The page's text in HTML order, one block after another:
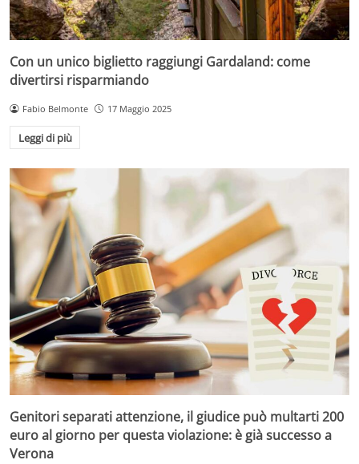
Con un unico biglietto raggiungi Gardaland: come
divertirsi risparmiando
Fabio Belmonte 17 Maggio 2025
Leggi di più
Genitori separati attenzione, il giudice può multarti 200
euro al giorno per questa violazione: è già successo a
Verona